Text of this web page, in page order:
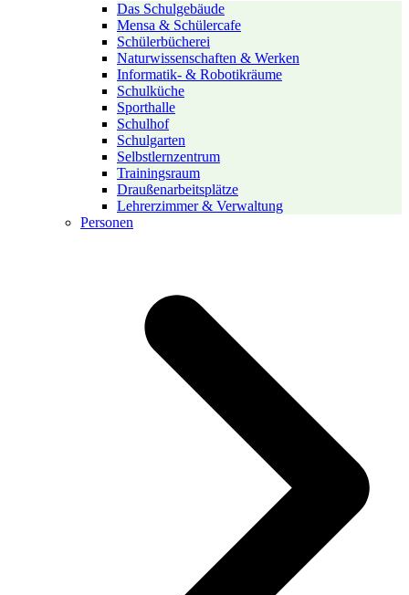
Das Schulgebäude
Mensa & Schülercafe
Schülerbücherei
Naturwissenschaften & Werken
Informatik- & Robotikräume
Schulküche
Sporthalle
Schulhof
Schulgarten
Selbstlernzentrum
Trainingsraum
Draußenarbeitsplätze
Lehrerzimmer & Verwaltung
Personen